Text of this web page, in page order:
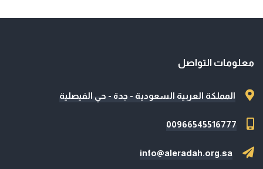
معلومات التواصل
المملكة العربية السعودية - جدة - حي الفيصلية
00966545516777
info@aleradah.org.sa